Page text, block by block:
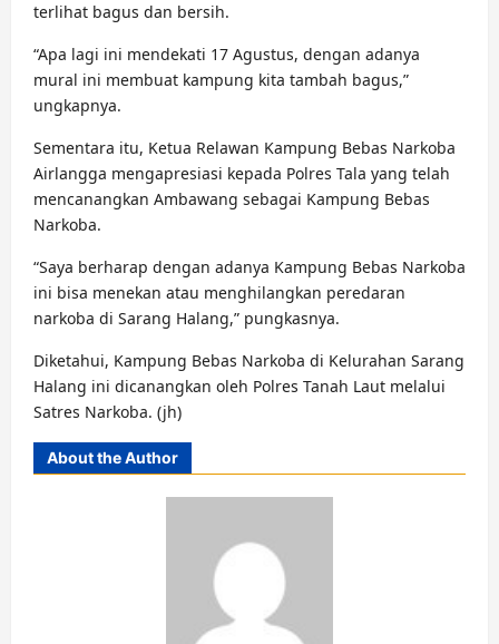
terlihat bagus dan bersih.
“Apa lagi ini mendekati 17 Agustus, dengan adanya
mural ini membuat kampung kita tambah bagus,”
ungkapnya.
Sementara itu, Ketua Relawan Kampung Bebas Narkoba
Airlangga mengapresiasi kepada Polres Tala yang telah
mencanangkan Ambawang sebagai Kampung Bebas
Narkoba.
“Saya berharap dengan adanya Kampung Bebas Narkoba
ini bisa menekan atau menghilangkan peredaran
narkoba di Sarang Halang,” pungkasnya.
Diketahui, Kampung Bebas Narkoba di Kelurahan Sarang
Halang ini dicanangkan oleh Polres Tanah Laut melalui
Satres Narkoba. (jh)
About the Author